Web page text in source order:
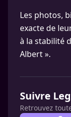
Les photos,
exacte de
à la stabilité
Albert ».
Suivre
Retrouvez